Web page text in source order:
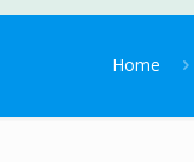
Home